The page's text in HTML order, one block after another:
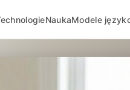
NaukaModele